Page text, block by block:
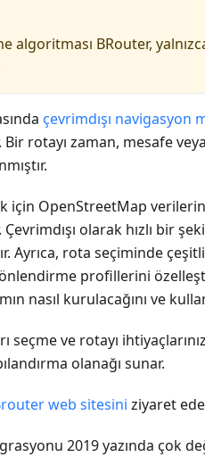
algoritması BRouter,
çevrimdışı navigasyon
Bir rotayı zaman, mesafe
için OpenStreetMap
olarak hızlı bir
Ayrıca, rota seçiminde
profillerini
nasıl kurulacağını ve
seçme ve rotayı
olanağı sunar.
web sitesini ziyaret
2019 yazında çok